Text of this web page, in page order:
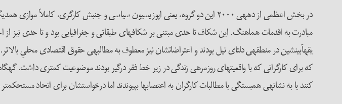
در بخش اعظمی از دهه­ی ۲۰۰۰ این دو گروه، یعنی اپوزیسیون سیاسی و جنبش کارگری،
مبادرت به اقدمات هماهنگ. این شکاف تا حدی مبتنی بر شکاف­های طبقاتی و جغرافیایی بود و تا حدی نیز
یقه­آبی­نشین در منطقه­ی دلتای نیل بودند و اعتراضات­شان نیز معطوف به مطالبه­ی حقوق اقتصادی محلیِ
که برای کارگرانی که با واقعیت­های روزمره­ی زندگی در زیر خط فقر درگیر بودند موضوعیت کمتری داشت.
کنند یا به نشانه­ی همبستگی با مطالبات کارگران به اعتصاب­ها بپیوندند اما درخواست­شان برای اتحاد